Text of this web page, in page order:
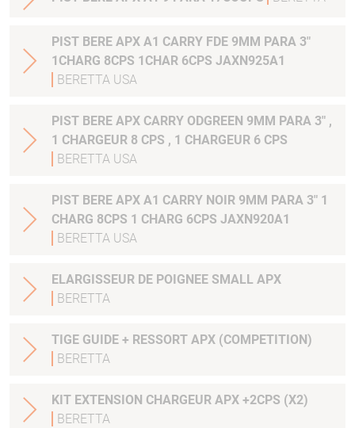
PIST BERE APX A1 CARRY FDE 9MM PARA 3"
1CHARG 8CPS 1CHAR 6CPS JAXN925A1
BERETTA USA
PIST BERE APX CARRY ODGREEN 9MM PARA 3" ,
1 CHARGEUR 8 CPS , 1 CHARGEUR 6 CPS
BERETTA USA
PIST BERE APX A1 CARRY NOIR 9MM PARA 3" 1
CHARG 8CPS 1 CHARG 6CPS JAXN920A1
BERETTA USA
ELARGISSEUR DE POIGNEE SMALL APX
BERETTA
TIGE GUIDE + RESSORT APX (COMPETITION)
BERETTA
KIT EXTENSION CHARGEUR APX +2CPS (X2)
BERETTA